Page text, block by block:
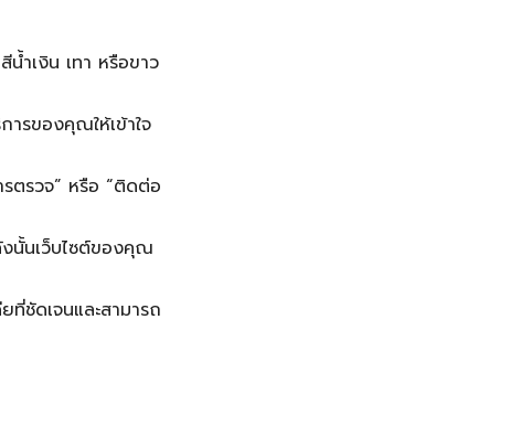
น้ำเงิน เทา หรือขาว
ารของคุณให้เข้าใจ
รตรวจ” หรือ “ติดต่อ
นั้นเว็บไซต์ของคุณ
ที่ชัดเจนและสามารถ